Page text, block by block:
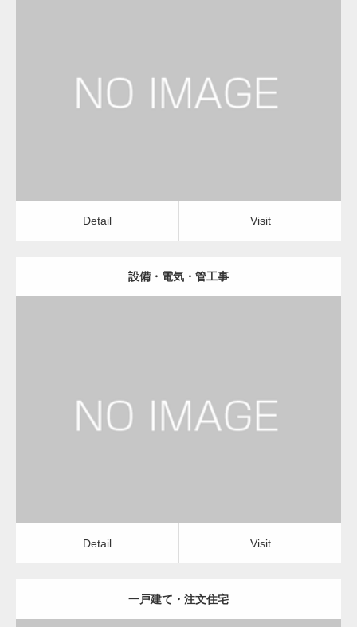
Detail Visit
Detail Visit
設備・電気・管工事
Detail Visit
Detail Visit
一戸建て・注文住宅
カスタム投稿タイプ実…
一般社団法人高齢者支援協会が生活支援.com